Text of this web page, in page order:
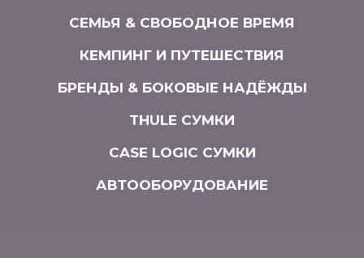
СЕМЬЯ & СВОБОДНОЕ ВРЕМЯ
КЕМПИНГ И ПУТЕШЕСТВИЯ
БРЕНДЫ & БОКОВЫЕ НАДЁЖДЫ
THULE СУМКИ
CASE LOGIC СУМКИ
АВТООБОРУДОВАНИЕ